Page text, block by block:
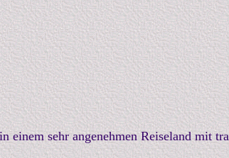
einem sehr angenehmen Reiseland mit